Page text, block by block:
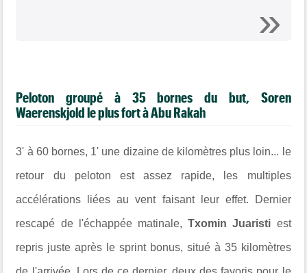
Peloton groupé à 35 bornes du but, Soren
Waerenskjold le plus fort à Abu Rakah
3' à 60 bornes, 1' une dizaine de kilomètres plus loin... le
retour du peloton est assez rapide, les multiples
accélérations liées au vent faisant leur effet. Dernier
rescapé de l'échappée matinale,Txomin Juaristi est
repris juste après le sprint bonus, situé à 35 kilomètres